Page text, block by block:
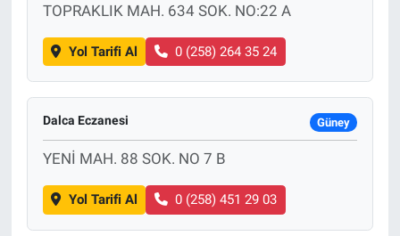
TOPRAKLIK MAH. 634 SOK. NO:22 A
Yol Tarifi Al 0 (258) 264 35 24
Dalca Eczanesi Güney
YENİ MAH. 88 SOK. NO 7 B
Yol Tarifi Al 0 (258) 451 29 03